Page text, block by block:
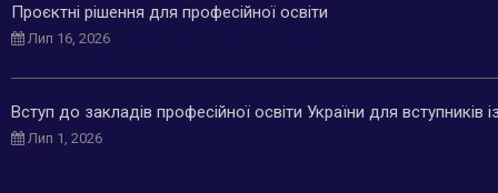
Проєктні рішення для професійної освіти
Лип 16, 2026
Вступ до закладів професійної освіти України для
Лип 1, 2026